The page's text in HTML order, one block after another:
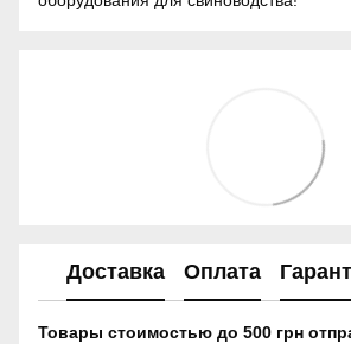
Доставка Оплата
Товары стоимостью до 500 грн